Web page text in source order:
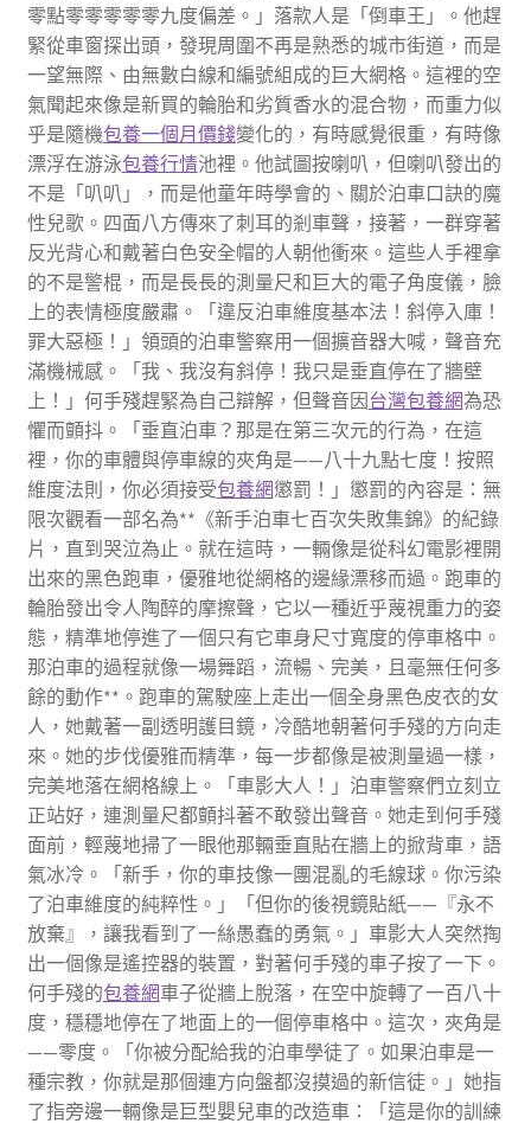
零點零零零零零九度偏差。」落款人是「倒車王」。他趕
緊從車窗探出頭，發現周圍不再是熟悉的城市街道，而是
一望無際、由無數白線和編號組成的巨大網格。這裡的空
氣聞起來像是新買的輪胎和劣質香水的混合物，而重力似
乎是隨機包養一個月價錢變化的，有時感覺很重，有時像
漂浮在游泳包養行情池裡。他試圖按喇叭，但喇叭發出的
不是「叭叭」，而是他童年時學會的、關於泊車口訣的魔
性兒歌。四面八方傳來了刺耳的剎車聲，接著，一群穿著
反光背心和戴著白色安全帽的人朝他衝來。這些人手裡拿
的不是警棍，而是長長的測量尺和巨大的電子角度儀，臉
上的表情極度嚴肅。「違反泊車維度基本法！斜停入庫！
罪大惡極！」領頭的泊車警察用一個擴音器大喊，聲音充
滿機械感。「我、我沒有斜停！我只是垂直停在了牆壁
上！」何手殘趕緊為自己辯解，但聲音因台灣包養網為恐
懼而顫抖。「垂直泊車？那是在第三次元的行為，在這
裡，你的車體與停車線的夾角是——八十九點七度！按照
維度法則，你必須接受包養網懲罰！」懲罰的內容是：無
限次觀看一部名為**《新手泊車七百次失敗集錦》的紀錄
片，直到哭泣為止。就在這時，一輛像是從科幻電影裡開
出來的黑色跑車，優雅地從網格的邊緣漂移而過。跑車的
輪胎發出令人陶醉的摩擦聲，它以一種近乎蔑視重力的姿
態，精準地停進了一個只有它車身尺寸寬度的停車格中。
那泊車的過程就像一場舞蹈，流暢、完美，且毫無任何多
餘的動作**。跑車的駕駛座上走出一個全身黑色皮衣的女
人，她戴著一副透明護目鏡，冷酷地朝著何手殘的方向走
來。她的步伐優雅而精準，每一步都像是被測量過一樣，
完美地落在網格線上。「車影大人！」泊車警察們立刻立
正站好，連測量尺都顫抖著不敢發出聲音。她走到何手殘
面前，輕蔑地掃了一眼他那輛垂直貼在牆上的掀背車，語
氣冰冷。「新手，你的車技像一團混亂的毛線球。你污染
了泊車維度的純粹性。」「但你的後視鏡貼紙——『永不
放棄』，讓我看到了一絲愚蠢的勇氣。」車影大人突然掏
出一個像是遙控器的裝置，對著何手殘的車子按了一下。
何手殘的包養網車子從牆上脫落，在空中旋轉了一百八十
度，穩穩地停在了地面上的一個停車格中。這次，夾角是
——零度。「你被分配給我的泊車學徒了。如果泊車是一
種宗教，你就是那個連方向盤都沒摸過的新信徒。」她指
了指旁邊一輛像是巨型嬰兒車的改造車：「這是你的訓練